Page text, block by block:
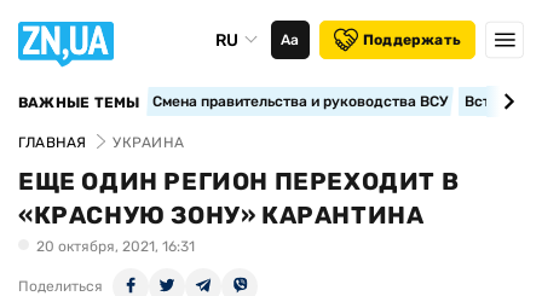
RU Аа Поддержать
ВАЖНЫЕ ТЕМЫ Смена правительства и руководства ВСУ
ГЛАВНАЯ УКРАИНА
ЕЩЕ ОДИН РЕГИОН ПЕРЕХОДИТ В
«КРАСНУЮ ЗОНУ» КАРАНТИНА
20 октября, 2021, 16:31
Поделиться